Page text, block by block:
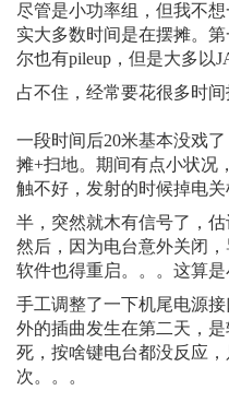
尽管是小功率组，但我不
实大多数时间是在摆摊。
尔也有pileup，但是大多以
占不住，经常要花很多时
一段时间后20米基本没戏
摊+扫地。期间有点小状况
触不好，发射的时候掉电
半，突然就木有信号了，
然后，因为电台意外关闭，
软件也得重启。。。这算
手工调整了一下机尾电源
外的插曲发生在第二天，
死，按啥键电台都没反应
次。。。